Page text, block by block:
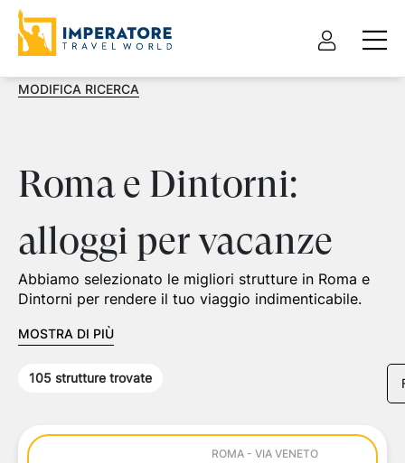
MODIFICA RICERCA
Roma e Dintorni:
alloggi per vacanze
Abbiamo selezionato le migliori strutture in Roma e
Dintorni per rendere il tuo viaggio indimenticabile.
MOSTRA DI PIÙ
105 strutture trovate
ROMA - VIA VENETO